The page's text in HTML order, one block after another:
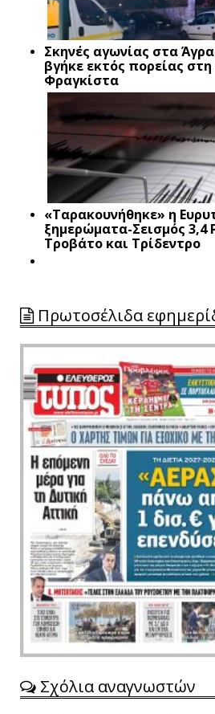
Σκηνές αγωνίας στα
βγήκε εκτός πορείας
Φραγκίστα
«Ταρακουνήθηκε» η
ξημερώματα-Σεισμός 3,4
Τροβάτο και Τρίδεντρο
Πρωτοσέλιδα
Σχόλια αναγνωστών